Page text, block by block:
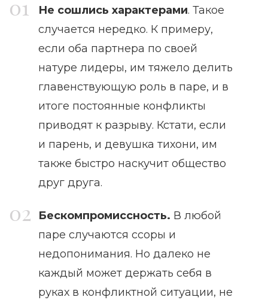
Не сошлись характерами. Такое
случается нередко. К примеру,
если оба партнера по своей
натуре лидеры, им тяжело делить
главенствующую роль в паре, и в
итоге постоянные конфликты
приводят к разрыву. Кстати, если
и парень, и девушка тихони, им
также быстро наскучит общество
друг друга.
Бескомпромиссность. В любой
паре случаются ссоры и
недопонимания. Но далеко не
каждый может держать себя в
руках в конфликтной ситуации, не